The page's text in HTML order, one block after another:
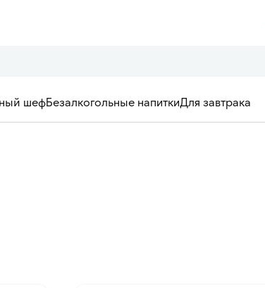
шефБезалкогольные напиткиДля завтрака